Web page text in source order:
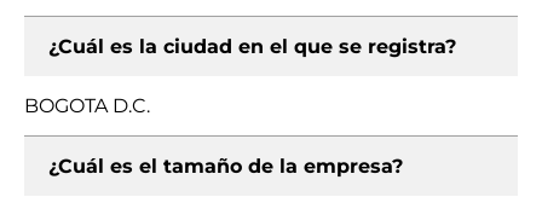
¿Cuál es la ciudad en el que se registra?
BOGOTA D.C.
¿Cuál es el tamaño de la empresa?